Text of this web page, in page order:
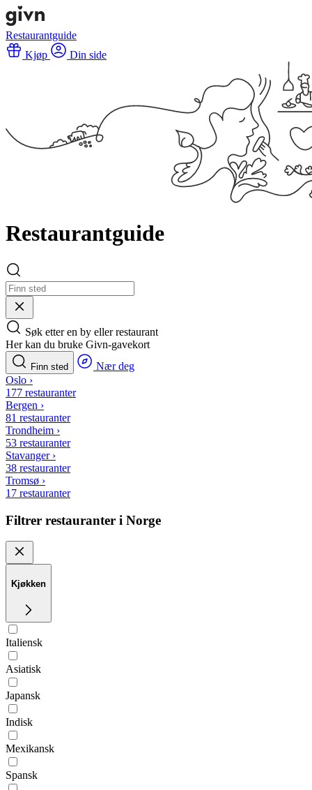
Restaurantguide
Kjøp
Din side
Restaurantguide
Søk etter en by eller restaurant
Her kan du bruke Givn-gavekort
Finn sted
Nær deg
Oslo ›
177 restauranter
Bergen ›
81 restauranter
Trondheim ›
53 restauranter
Stavanger ›
38 restauranter
Tromsø ›
17 restauranter
Filtrer restauranter i Norge
Kjøkken
Italiensk
Asiatisk
Japansk
Indisk
Mexikansk
Spansk